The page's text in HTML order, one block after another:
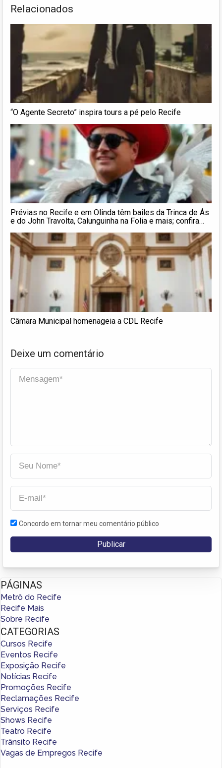
Relacionados
“O Agente Secreto” inspira tours a pé pelo Recife
Prévias no Recife e em Olinda têm bailes da Trinca de Ás
e do John Travolta, Calunguinha na Folia e mais; confira
Câmara Municipal homenageia a CDL Recife
Deixe um comentário
Concordo em tornar meu comentário público
PÁGINAS
Metrô do Recife
Recife Mais
Sobre Recife
CATEGORIAS
Cursos Recife
Eventos Recife
Exposição Recife
Notícias Recife
Promoções Recife
Reclamações Recife
Serviços Recife
Shows Recife
Teatro Recife
Trânsito Recife
Vagas de Empregos Recife